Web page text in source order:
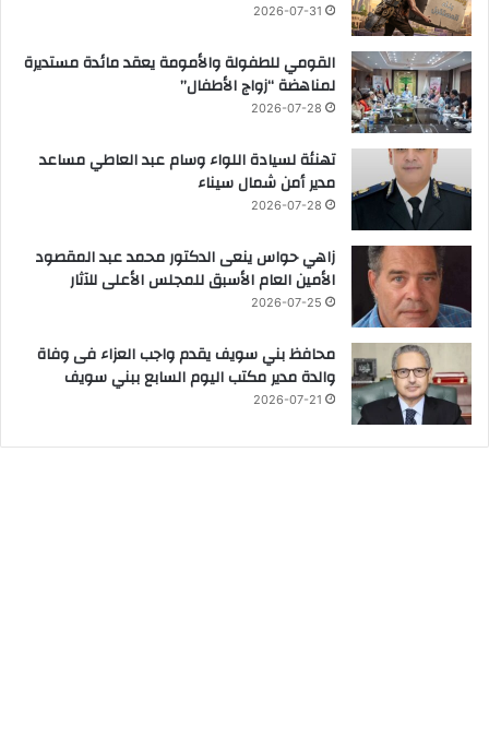
2026-07-31
القومي للطفولة والأمومة يعقد مائدة مستديرة
لمناهضة “زواج الأطفال”
2026-07-28
تهنئة لسيادة اللواء وسام عبد العاطي مساعد
مدير أمن شمال سيناء
2026-07-28
زاهي حواس ينعى الدكتور محمد عبد المقصود
الأمين العام الأسبق للمجلس الأعلى للآثار
2026-07-25
محافظ بني سويف يقدم واجب العزاء فى وفاة
والدة مدير مكتب اليوم السابع ببني سويف
2026-07-21